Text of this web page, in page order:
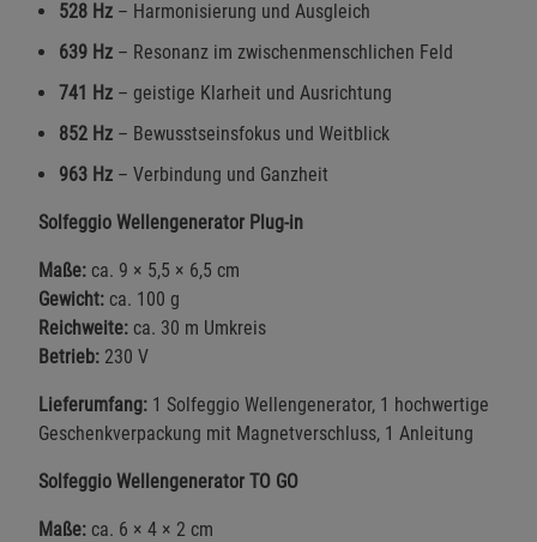
528 Hz – Harmonisierung und Ausgleich
639 Hz – Resonanz im zwischenmenschlichen Feld
741 Hz – geistige Klarheit und Ausrichtung
852 Hz – Bewusstseinsfokus und Weitblick
963 Hz – Verbindung und Ganzheit
Solfeggio Wellengenerator Plug-in
Maße: ca. 9 × 5,5 × 6,5 cm
Gewicht: ca. 100 g
Reichweite: ca. 30 m Umkreis
Betrieb: 230 V
Lieferumfang: 1 Solfeggio Wellengenerator, 1 hochwertige
Geschenkverpackung mit Magnetverschluss, 1 Anleitung
Solfeggio Wellengenerator TO GO
Maße: ca. 6 × 4 × 2 cm